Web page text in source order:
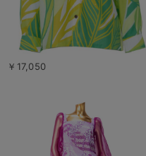
￥17,050